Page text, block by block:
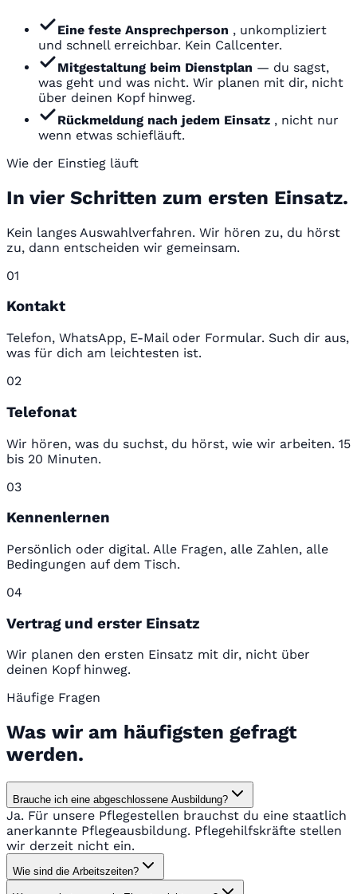
Eine feste Ansprechperson , unkompliziert
und schnell erreichbar. Kein Callcenter.
Mitgestaltung beim Dienstplan — du sagst,
was geht und was nicht. Wir planen mit dir, nicht
über deinen Kopf hinweg.
Rückmeldung nach jedem Einsatz , nicht nur
wenn etwas schiefläuft.
Wie der Einstieg läuft
In vier Schritten zum ersten Einsatz.
Kein langes Auswahlverfahren. Wir hören zu, du hörst
zu, dann entscheiden wir gemeinsam.
01
Kontakt
Telefon, WhatsApp, E-Mail oder Formular. Such dir aus,
was für dich am leichtesten ist.
02
Telefonat
Wir hören, was du suchst, du hörst, wie wir arbeiten. 15
bis 20 Minuten.
03
Kennenlernen
Persönlich oder digital. Alle Fragen, alle Zahlen, alle
Bedingungen auf dem Tisch.
04
Vertrag und erster Einsatz
Wir planen den ersten Einsatz mit dir, nicht über
deinen Kopf hinweg.
Häufige Fragen
Was wir am häufigsten gefragt
werden.
Brauche ich eine abgeschlossene Ausbildung?
Ja. Für unsere Pflegestellen brauchst du eine staatlich
anerkannte Pflegeausbildung. Pflegehilfskräfte stellen
wir derzeit nicht ein.
Wie sind die Arbeitszeiten?